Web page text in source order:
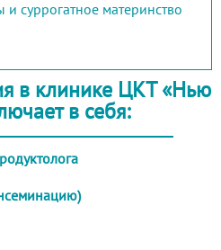
суррогатное материнство
в клинике ЦКТ «Нью
в себя: